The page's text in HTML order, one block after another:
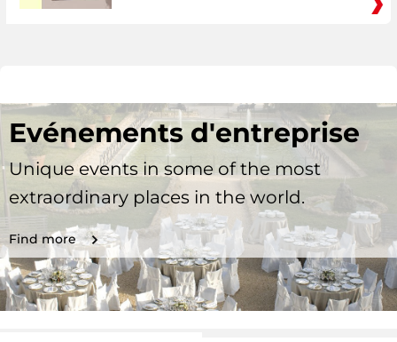
Evénements d'entreprise
Unique events in some of the most
extraordinary places in the world.
Find more